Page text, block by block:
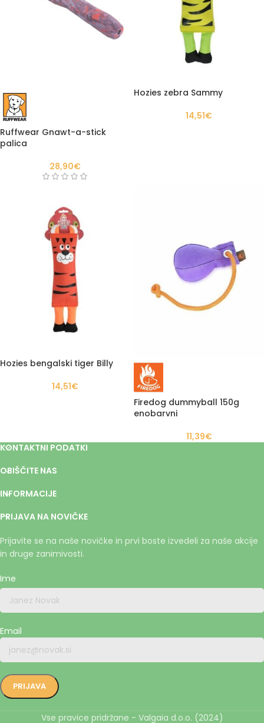
Ruffwear Gnawt-a-stick
palica
28,90€
Hozies zebra Sammy
14,51€
Hozies bengalski tiger Billy
14,51€
Firedog dummyball 150g
enobarvni
11,39€
KONTAKTNI PODATKI
OBIŠČITE NAS
INFORMACIJE
PRIJAVA NA NOVIČKE
Prijavite se na naše novičke in prvi boste izvedeli za naše akcije
in druge zanimivosti.
Ime
Email
Vse pravice pridržane - Valgaia d.o.o. (2024)